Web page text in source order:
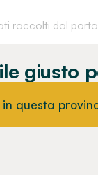
raccolti dal
giusto
questa